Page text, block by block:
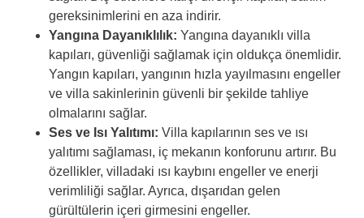
gereksinimlerini en aza indirir.
Yangına Dayanıklılık: Yangına dayanıklı villa
kapıları, güvenliği sağlamak için oldukça önemlidir.
Yangın kapıları, yangının hızla yayılmasını engeller
ve villa sakinlerinin güvenli bir şekilde tahliye
olmalarını sağlar.
Ses ve Isı Yalıtımı: Villa kapılarının ses ve ısı
yalıtımı sağlaması, iç mekanın konforunu artırır. Bu
özellikler, villadaki ısı kaybını engeller ve enerji
verimliliği sağlar. Ayrıca, dışarıdan gelen
gürültülerin içeri girmesini engeller.